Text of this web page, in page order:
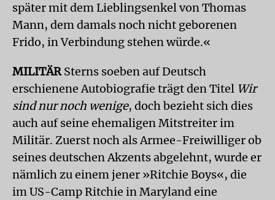
später mit dem Lieblingsenkel von Thomas
Mann, dem damals noch nicht geborenen
Frido, in Verbindung stehen würde.«
MILITÄRSterns soeben auf Deutsch
erschienene Autobiografie trägt den Titel Wir
sind nur noch wenige, doch bezieht sich dies
auch auf seine ehemaligen Mitstreiter im
Militär. Zuerst noch als Armee-Freiwilliger ob
seines deutschen Akzents abgelehnt, wurde er
nämlich zu einem jener »Ritchie Boys«, die
im US-Camp Ritchie in Maryland eine